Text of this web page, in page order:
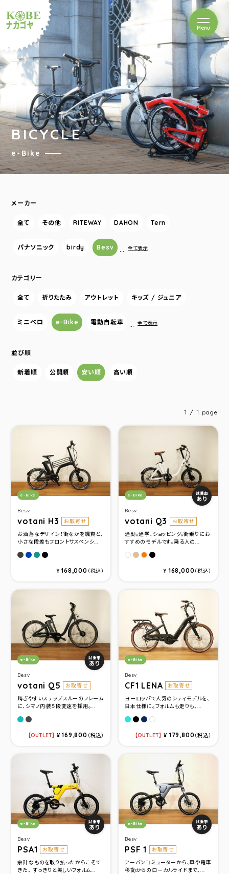
ルショップナカゴヤ
Menuを開閉
BICYCLE
e-Bike
メーカー
全て その他 RITEWAY DAHON Tern
パナソニック birdy Besv … 全て表示
カテゴリー
全て 折りたたみ アウトレット キッズ / ジュニア
ミニベロ e-Bike 電動自転車 … 全て表示
並び順
新着順 公開順 安い順 高い順
1 / 1 page
Besv
votani H3 お取寄せ
カテゴリ：
e-Bike
お洒落なデザイン！街なかを颯爽と、
小さな段差もフロントサスペンシ...
メタリックグレ－
メタリックブルー
メタリックグリーン
マットブラック
¥168,000 （税込）
Besv
votani Q3 お取寄せ
カテゴリ：
e-Bike 試乗車
あり
通勤。通学、ショッピング。街乗りにお
すすめのモデルです。乗る人の...
ホワイト
ミルクベ－ジュ
カッパ－ゴ－ルド
グロスブラック
¥ 168,000（税込）
Besv
votani Q5 お取寄せ
カテゴリ：
e-Bike 試乗車
あり
跨ぎやすいステップスルーのフレーム
に、シマノ内装５段変速を採用。...
ライトブルーメタリック
メタリックグレー
OUTLET ¥169,800 （税込）
Besv
CF1 LENA お取寄せ
カテゴリ：
e-Bike
ヨーロッパで人気のシティモデルを、
日本仕様に。フォルムも走りも、...
タ－コイズブル－
マットブラック
マットネイビ－
ホワイト
OUTLET ¥ 179,800（税込）
Besv
PSA1 お取寄せ
カテゴリ：
e-Bike 試乗車
あり
余計なものを取り払ったからこそで
きた、 すっきりと美しいフォルム...
Besv
PSF 1 お取寄せ
カテゴリ：
e-Bike 試乗車
あり
アーバンコミューターから、車や電車
移動からのローカルライドまで、...